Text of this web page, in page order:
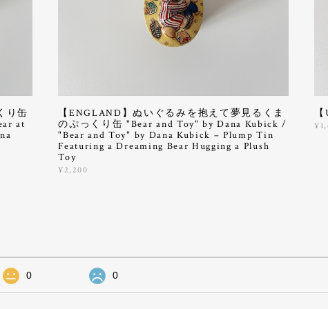
り缶
at
【ENGLAND】ぬいぐるみを抱えて夢見るくま
のぷっくり缶 "Bear and Toy" by Dana Kubick /
"Bear and Toy" by Dana Kubick – Plump Tin
Featuring a Dreaming Bear Hugging a Plush
Toy
¥2,200
0 0